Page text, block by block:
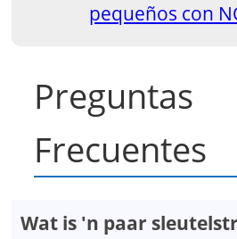
pequeños con
Preguntas
Frecuentes
Wat is 'n paar